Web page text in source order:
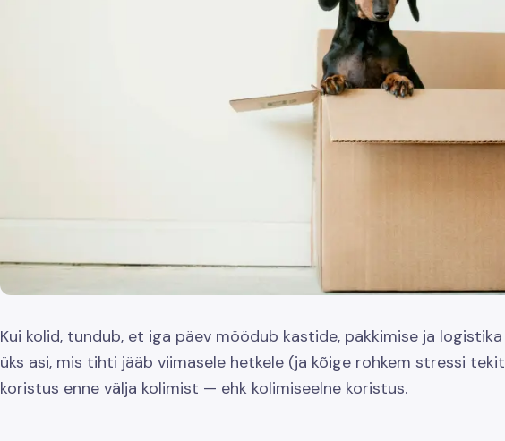
Kui kolid, tundub, et iga päev möödub kastide, pakkimise ja
üks asi, mis tihti jääb viimasele hetkele (ja kõige rohkem stressi
koristus enne välja kolimist — ehk kolimiseelne koristus.